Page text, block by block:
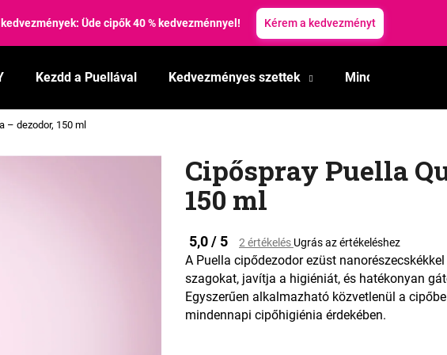
Üde cipők 40 % kedvezménnyel! Kérem a kedvezményt
Kezdd a Puellával Kedvezményes szettek Minden termék
– dezodor, 150 ml
Cipőspray Puella
150 ml
A
termék
átlagos
értékelése
5-
ből
5,0 / 5 2 értékelés Ugrás az értékeléshez
A Puella cipődezodor ezüst
szagokat, javítja a higiéniát, és hatékonyan
Egyszerűen alkalmazható közvetlenül a
mindennapi cipőhigiénia érdekében.
Mit keres?